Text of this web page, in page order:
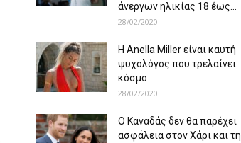
άνεργων ηλικίας 18 έως...
28/02/2020
Η Anella Miller είναι καυτή
ψυχολόγος που τρελαίνει
κόσμο
28/02/2020
Ο Καναδάς δεν θα παρέχει
ασφάλεια στον Χάρι και τη